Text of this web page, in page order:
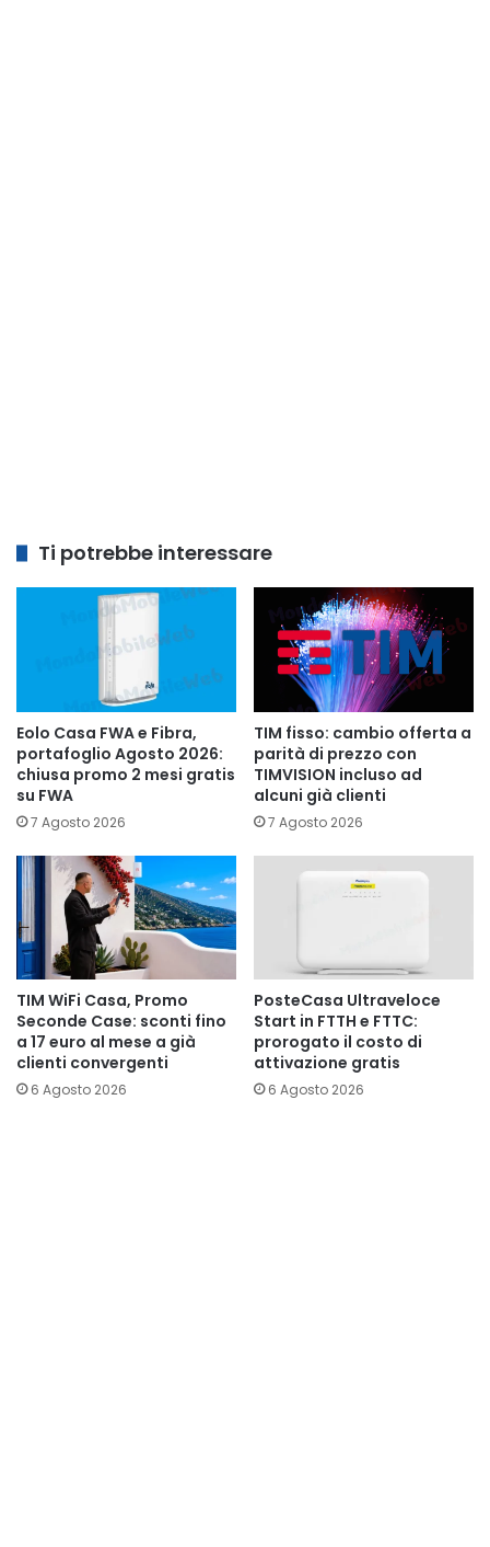
Ti potrebbe interessare
Eolo Casa FWA e Fibra,
portafoglio Agosto 2026:
chiusa promo 2 mesi gratis
su FWA
7 Agosto 2026
TIM fisso: cambio offerta a
parità di prezzo con
TIMVISION incluso ad
alcuni già clienti
7 Agosto 2026
TIM WiFi Casa, Promo
Seconde Case: sconti fino
a 17 euro al mese a già
clienti convergenti
6 Agosto 2026
PosteCasa Ultraveloce
Start in FTTH e FTTC:
prorogato il costo di
attivazione gratis
6 Agosto 2026